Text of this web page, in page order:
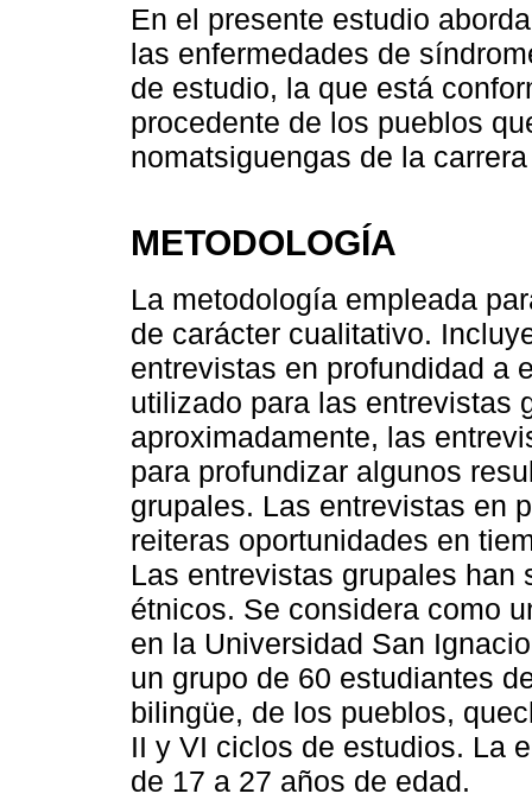
En el presente estudio
las enfermedades de
de estudio, la que está
procedente de los pueblos
nomatsiguengas de la
METODOLOGÍA
La metodología empleada
de carácter cualitativo.
entrevistas en profundidad a
utilizado para las entrevistas
aproximadamente, las
para profundizar algunos
grupales. Las entrevistas en
reiteras oportunidades en
Las entrevistas grupales han
étnicos. Se considera como
en la Universidad San
un grupo de 60 estudiantes
bilingüe, de los pueblos,
II y VI ciclos de estudios. La
de 17 a 27 años de edad.